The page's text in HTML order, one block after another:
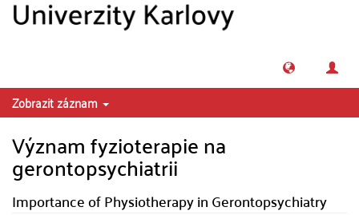
Zobrazit záznam
Význam fyzioterapie na
gerontopsychiatrii
Importance of Physiotherapy in Gerontopsychiatry